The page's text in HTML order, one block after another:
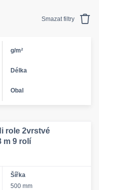
Smazat filtry
g/m²
Délka
Obal
role 2vrstvé
m 9 rolí
Šířka
500 mm